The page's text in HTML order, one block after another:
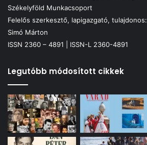
Székelyföld Munkacsoport
Felelős szerkesztő, lapigazgató, tulajdonos:
Simó Márton
ISSN 2360 – 4891 | ISSN-L 2360-4891
Legutóbb módosított cikkek